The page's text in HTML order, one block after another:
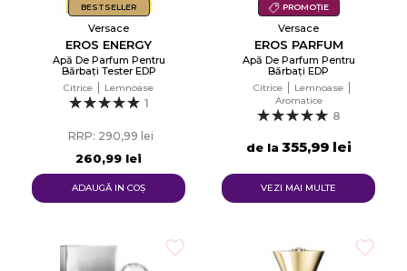
BESTSELLER
Versace
EROS ENERGY
Apă De Parfum Pentru
Bărbați Tester EDP
Citrice Lemnoase
1
RRP: 290,99 lei
260,99 lei
ADAUGĂ IN COŞ
PROMOȚIE
Versace
EROS PARFUM
Apă De Parfum Pentru
Bărbați EDP
Citrice
Lemnoase
Aromatice
8
de la 355,99 lei
VEZI MAI MULTE